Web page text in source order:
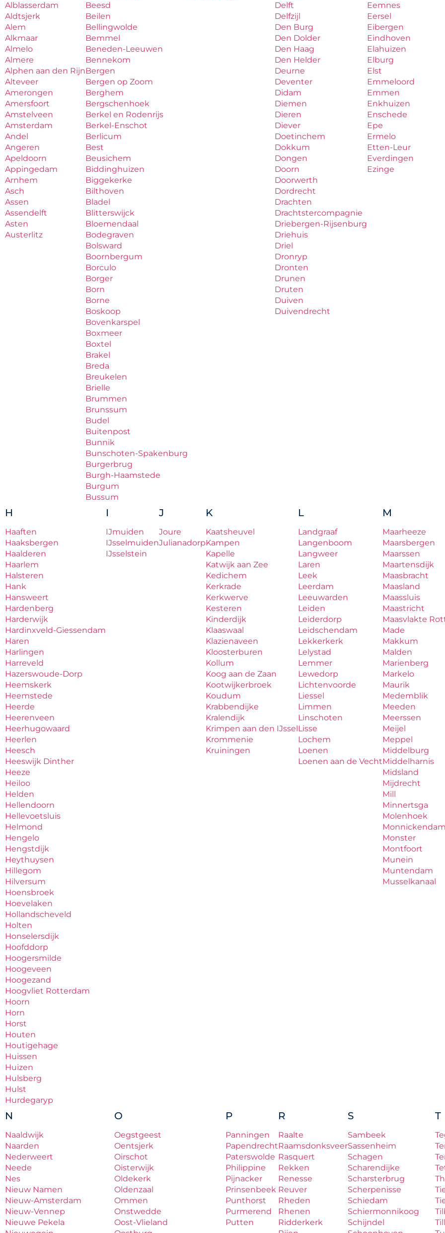
Alblasserdam
Aldtsjerk
Alem
Alkmaar
Almelo
Almere
Alphen aan den Rijn
Alteveer
Amerongen
Amersfoort
Amstelveen
Amsterdam
Andel
Angeren
Apeldoorn
Appingedam
Arnhem
Asch
Assen
Assendelft
Asten
Austerlitz
Beesd
Beilen
Bellingwolde
Bemmel
Beneden-Leeuwen
Bennekom
Bergen
Bergen op Zoom
Berghem
Bergschenhoek
Berkel en Rodenrijs
Berkel-Enschot
Berlicum
Best
Beusichem
Biddinghuizen
Biggekerke
Bilthoven
Bladel
Blitterswijck
Bloemendaal
Bodegraven
Bolsward
Boornbergum
Borculo
Borger
Born
Borne
Boskoop
Bovenkarspel
Boxmeer
Boxtel
Brakel
Breda
Breukelen
Brielle
Brummen
Brunssum
Budel
Buitenpost
Bunnik
Bunschoten-Spakenburg
Burgerbrug
Burgh-Haamstede
Burgum
Bussum
Delft
Delfzijl
Den Burg
Den Dolder
Den Haag
Den Helder
Deurne
Deventer
Didam
Diemen
Dieren
Diever
Doetinchem
Dokkum
Dongen
Doorn
Doorwerth
Dordrecht
Drachten
Drachtstercompagnie
Driebergen-Rijsenburg
Driehuis
Driel
Dronryp
Dronten
Drunen
Druten
Duiven
Duivendrecht
Eemnes
Eersel
Eibergen
Eindhoven
Elahuizen
Elburg
Elst
Emmeloord
Emmen
Enkhuizen
Enschede
Epe
Ermelo
Etten-Leur
Everdingen
Ezinge
H
Haaften
Haaksbergen
Haalderen
Haarlem
Halsteren
Hank
Hansweert
Hardenberg
Harderwijk
Hardinxveld-Giessendam
Haren
Harlingen
Harreveld
Hazerswoude-Dorp
Heemskerk
Heemstede
Heerde
Heerenveen
Heerhugowaard
Heerlen
Heesch
Heeswijk Dinther
Heeze
Heiloo
Helden
Hellendoorn
Hellevoetsluis
Helmond
Hengelo
Hengstdijk
Heythuysen
Hillegom
Hilversum
Hoensbroek
Hoevelaken
Hollandscheveld
Holten
Honselersdijk
Hoofddorp
Hoogersmilde
Hoogeveen
Hoogezand
Hoogvliet Rotterdam
Hoorn
Horn
Horst
Houten
Houtigehage
Huissen
Huizen
Hulsberg
Hulst
Hurdegaryp
I
IJmuiden
IJsselmuiden
IJsselstein
J
Joure
Julianadorp
K
Kaatsheuvel
Kampen
Kapelle
Katwijk aan Zee
Kedichem
Kerkrade
Kerkwerve
Kesteren
Kinderdijk
Klaaswaal
Klazienaveen
Kloosterburen
Kollum
Koog aan de Zaan
Kootwijkerbroek
Koudum
Krabbendijke
Kralendijk
Krimpen aan den IJssel
Krommenie
Kruiningen
L
Landgraaf
Langenboom
Langweer
Laren
Leek
Leerdam
Leeuwarden
Leiden
Leiderdorp
Leidschendam
Lekkerkerk
Lelystad
Lemmer
Lewedorp
Lichtenvoorde
Liessel
Limmen
Linschoten
Lisse
Lochem
Loenen
Loenen aan de Vecht
M
Maarheeze
Maarsbergen
Maarssen
Maartensdijk
Maasbracht
Maasland
Maassluis
Maastricht
Maasvlakte
Made
Makkum
Malden
Marienberg
Markelo
Maurik
Medemblik
Meeden
Meerssen
Meijel
Meppel
Middelburg
Middelharnis
Midsland
Mijdrecht
Mill
Minnertsga
Molenhoek
Monnickendam
Monster
Montfoort
Munein
Muntendam
Musselkanaal
N
Naaldwijk
Naarden
Nederweert
Neede
Nes
Nieuw Namen
Nieuw-Amsterdam
Nieuw-Vennep
Nieuwe Pekela
O
Oegstgeest
Oentsjerk
Oirschot
Oisterwijk
Oldekerk
Oldenzaal
Ommen
Onstwedde
Oost-Vlieland
P
Panningen
Papendrecht
Paterswolde
Philippine
Pijnacker
Prinsenbeek
Punthorst
Purmerend
Putten
R
Raalte
Raamsdonksveer
Rasquert
Rekken
Renesse
Reuver
Rheden
Rhenen
Ridderkerk
S
Sambeek
Sassenheim
Schagen
Scharendijke
Scharsterbrug
Scherpenisse
Schiedam
Schiermonnikoog
Schijndel
T